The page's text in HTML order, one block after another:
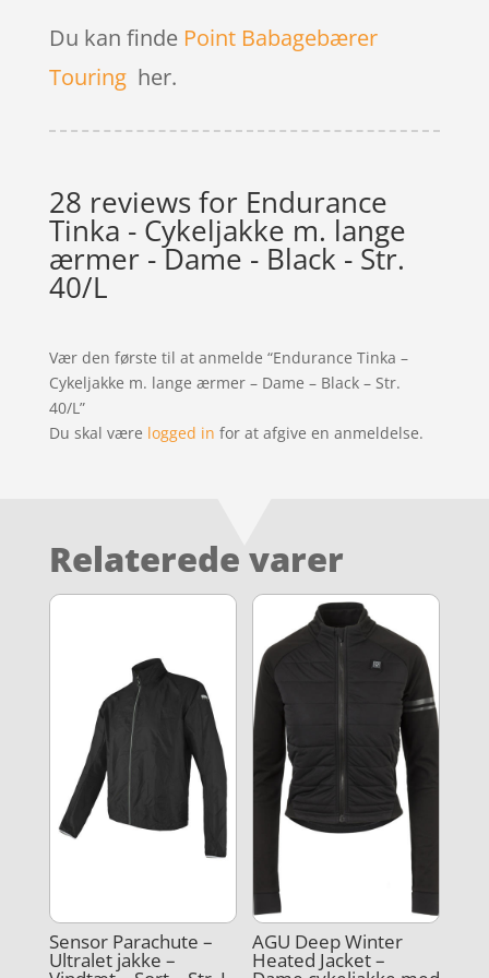
Du kan finde Point Babagebærer
Touringher.
28 reviews for Endurance
Tinka - Cykeljakke m. lange
ærmer - Dame - Black - Str.
40/L
Vær den første til at anmelde “Endurance Tinka –
Cykeljakke m. lange ærmer – Dame – Black – Str.
40/L”
Du skal være logged in for at afgive en anmeldelse.
Relaterede varer
Sensor Parachute –
Ultralet jakke –
AGU Deep Winter
Heated Jacket –